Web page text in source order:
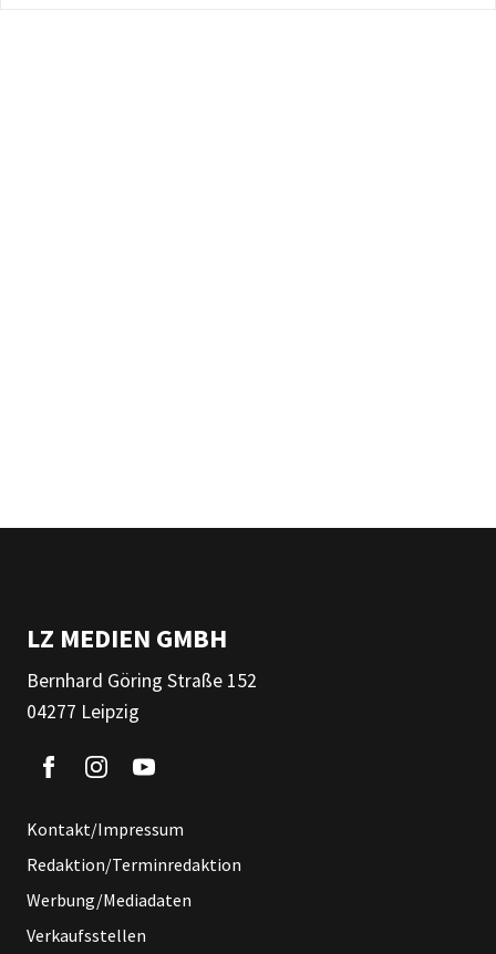
LZ MEDIEN GMBH
Bernhard Göring Straße 152
04277 Leipzig
Kontakt/Impressum
Redaktion/Terminredaktion
Werbung/Mediadaten
Verkaufsstellen